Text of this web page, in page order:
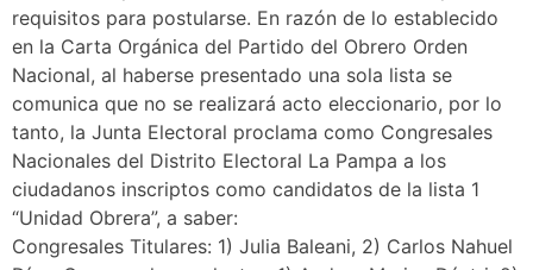
requisitos para postularse. En razón de lo establecido
en la Carta Orgánica del Partido del Obrero Orden
Nacional, al haberse presentado una sola lista se
comunica que no se realizará acto eleccionario, por lo
tanto, la Junta Electoral proclama como Congresales
Nacionales del Distrito Electoral La Pampa a los
ciudadanos inscriptos como candidatos de la lista 1
“Unidad Obrera”, a saber:
Congresales Titulares: 1) Julia Baleani, 2) Carlos Nahuel